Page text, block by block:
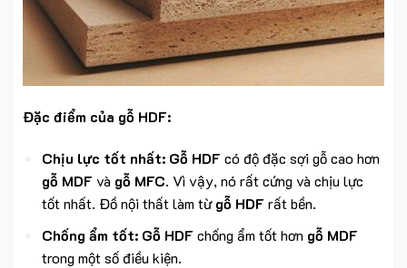
Đặc điểm của gỗ HDF:
Chịu lực tốt nhất: Gỗ HDF có độ đặc sợi gỗ cao hơn
gỗ MDF và gỗ MFC. Vì vậy, nó rất cứng và chịu lực
tốt nhất. Đồ nội thất làm từgỗ HDF rất bền.
Chống ẩm tốt: Gỗ HDF chống ẩm tốt hơn gỗ MDF
trong một số điều kiện.